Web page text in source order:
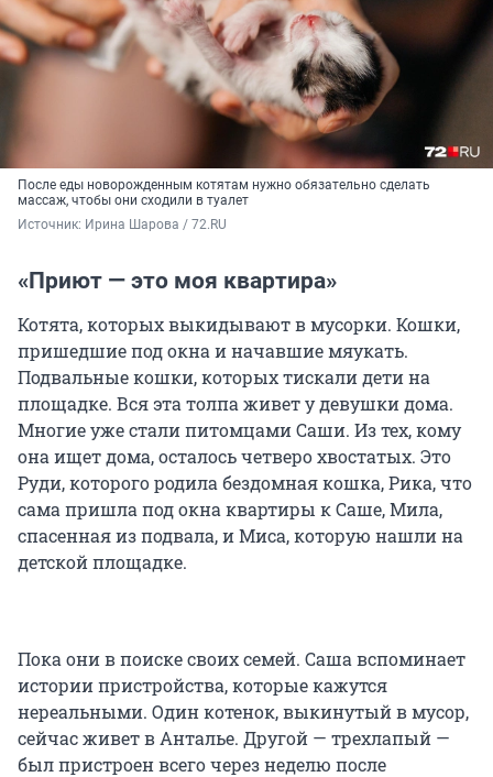
После еды новорожденным котятам нужно обязательно сделать
массаж, чтобы они сходили в туалет
Источник: Ирина Шарова / 72.RU
«Приют — это моя квартира»
Котята, которых выкидывают в мусорки. Кошки,
пришедшие под окна и начавшие мяукать.
Подвальные кошки, которых тискали дети на
площадке. Вся эта толпа живет у девушки дома.
Многие уже стали питомцами Саши. Из тех, кому
она ищет дома, осталось четверо хвостатых. Это
Руди, которого родила бездомная кошка, Рика, что
сама пришла под окна квартиры к Саше, Мила,
спасенная из подвала, и Миса, которую нашли на
детской площадке.
Пока они в поиске своих семей. Саша вспоминает
истории пристройства, которые кажутся
нереальными. Один котенок, выкинутый в мусор,
сейчас живет в Анталье. Другой — трехлапый —
был пристроен всего через неделю после